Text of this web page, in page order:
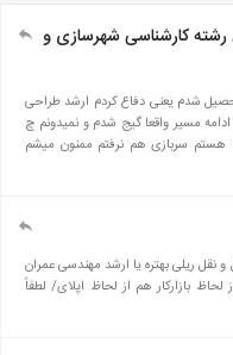
کارشناسی شهرسازی و
۱۴۰۲/۱۱ فارغ اتحصیل شدم یعنی دفاع کردم ارشد طراحی
مسیر واقعا گیج شدم و نمیدونم چ
برم ک درست باشه متولد ۷۵ هستم سربازی هم نرفتم ممنون میشم
ریلی بهتره یا ارشد مهندسی عمران
بازارکار هم از لحاظ اپلای/ لطفاً